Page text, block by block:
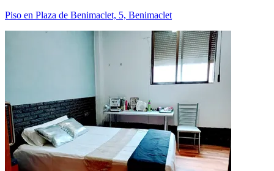
Piso en Plaza de Benimaclet, 5, Benimaclet